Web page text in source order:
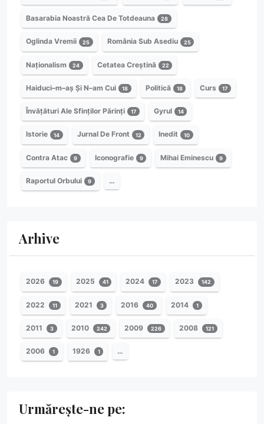
Basarabia Noastră Cea De Totdeauna 28
Oglinda Vremii 25 România Sub Asediu 25
Naționalism 24 Cetatea Creștină 22
Haiduci–m–aș Și N–am Cui 18 Politică 18 Curs 17
Învățături Ale Sfinților Părinți 17 Gyrul 14
Istorie 14 Jurnal De Front 12 Inedit 10
Contra Atac 9 Iconografie 9 Mihai Eminescu 9
Raportul Orbului 9 …
Arhive
2026 19 2025 41 2024 17 2023 142
2022 11 2021 3 2016 40 2014 1
2011 3 2010 242 2009 226 2008 121
2006 1 1926 1 …
Urmărește-ne pe: